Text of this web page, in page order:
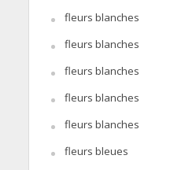
fleurs blanches
fleurs blanches
fleurs blanches
fleurs blanches
fleurs blanches
fleurs bleues